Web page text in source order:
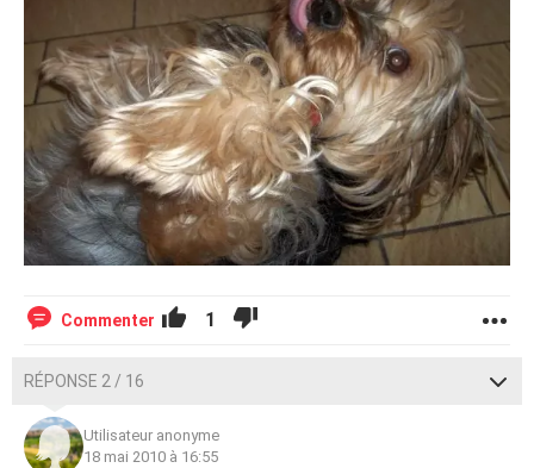
Commenter 1
RÉPONSE 2 / 16
Utilisateur anonyme
18 mai 2010 à 16:55